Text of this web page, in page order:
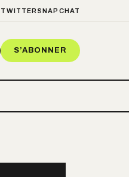
TWITTER SNAPCHAT
S’ABONNER